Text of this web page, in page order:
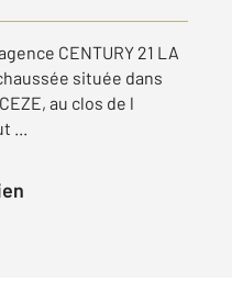
CENTURY 21 LA
située dans
au clos de l